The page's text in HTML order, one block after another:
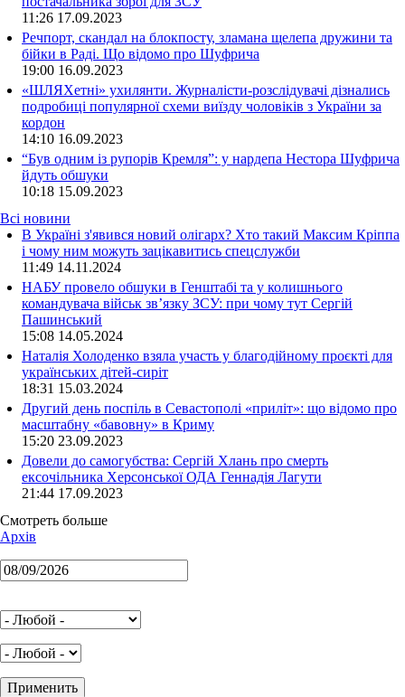
11:26 17.09.2023
Речпорт, скандал на блокпосту, зламана щелепа дружини та
бійки в Раді. Що відомо про Шуфрича
19:00 16.09.2023
«ШЛЯХетні» ухилянти. Журналісти-розслідувачі дізнались
подробиці популярної схеми виїзду чоловіків з України за
кордон
14:10 16.09.2023
“Був одним із рупорів Кремля”: у нардепа Нестора Шуфрича
йдуть обшуки
10:18 15.09.2023
Всі новини
В Україні з'явився новий олігарх? Хто такий Максим Кріппа
і чому ним можуть зацікавитись спецслужби
11:49 14.11.2024
НАБУ провело обшуки в Генштабі та у колишнього
командувача військ зв’язку ЗСУ: при чому тут Сергій
Пашинський
15:08 14.05.2024
Наталія Холоденко взяла участь у благодійному проєкті для
українських дітей-сиріт
18:31 15.03.2024
Другий день поспіль в Севастополі «приліт»: що відомо про
масштабну «бавовну» в Криму
15:20 23.09.2023
Довели до самогубства: Сергій Хлань про смерть
ексочільника Херсонської ОДА Геннадія Лагути
21:44 17.09.2023
Смотреть больше
Архів